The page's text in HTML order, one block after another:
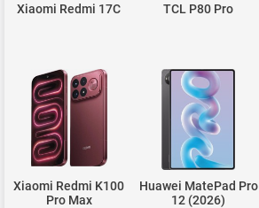
Xiaomi Redmi 17C TCL P80 Pro
Xiaomi Redmi K100
Pro Max
Huawei MatePad Pro
12 (2026)